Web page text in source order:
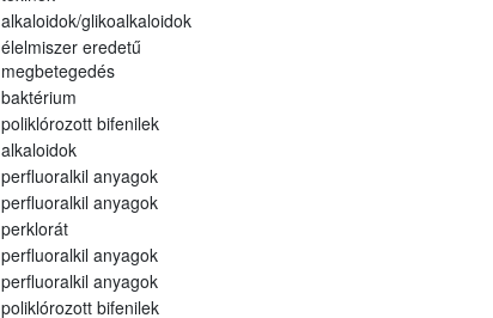
alkaloidok/glikoalkaloidok
élelmiszer eredetű
megbetegedés
baktérium
poliklórozott bifenilek
alkaloidok
perfluoralkil anyagok
perfluoralkil anyagok
perklorát
perfluoralkil anyagok
perfluoralkil anyagok
poliklórozott bifenilek